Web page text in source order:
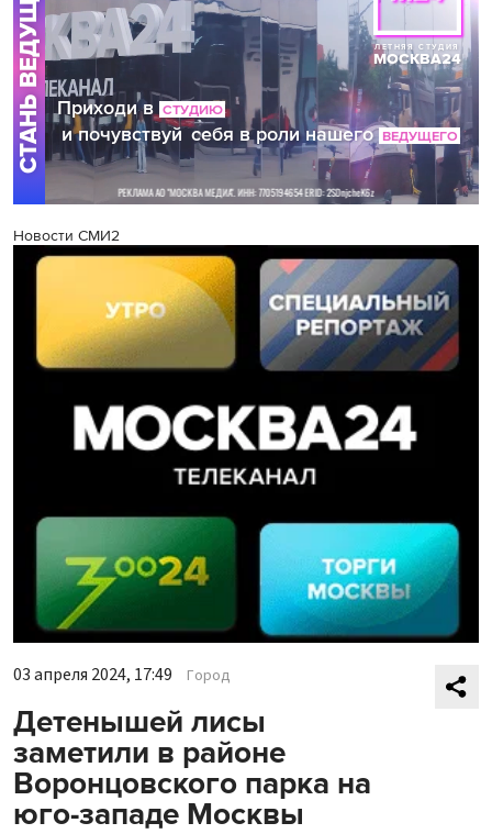
Новости СМИ2
03 апреля 2024, 17:49 Город
Детенышей лисы
заметили в районе
Воронцовского парка на
юго-западе Москвы